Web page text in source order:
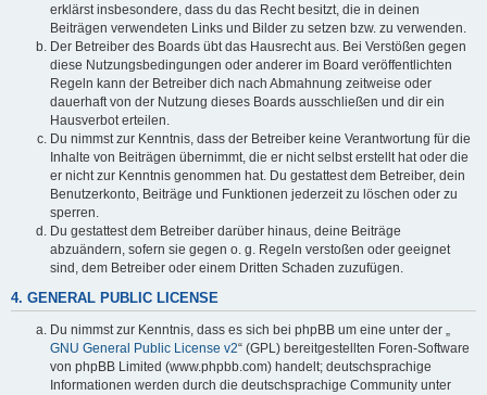
erklärst insbesondere, dass du das Recht besitzt, die in deinen
Beiträgen verwendeten Links und Bilder zu setzen bzw. zu verwenden.
Der Betreiber des Boards übt das Hausrecht aus. Bei Verstößen gegen
diese Nutzungsbedingungen oder anderer im Board veröffentlichten
Regeln kann der Betreiber dich nach Abmahnung zeitweise oder
dauerhaft von der Nutzung dieses Boards ausschließen und dir ein
Hausverbot erteilen.
Du nimmst zur Kenntnis, dass der Betreiber keine Verantwortung für die
Inhalte von Beiträgen übernimmt, die er nicht selbst erstellt hat oder die
er nicht zur Kenntnis genommen hat. Du gestattest dem Betreiber, dein
Benutzerkonto, Beiträge und Funktionen jederzeit zu löschen oder zu
sperren.
Du gestattest dem Betreiber darüber hinaus, deine Beiträge
abzuändern, sofern sie gegen o. g. Regeln verstoßen oder geeignet
sind, dem Betreiber oder einem Dritten Schaden zuzufügen.
4. GENERAL PUBLIC LICENSE
Du nimmst zur Kenntnis, dass es sich bei phpBB um eine unter der „
GNU General Public License v2“ (GPL) bereitgestellten Foren-Software
von phpBB Limited (www.phpbb.com) handelt; deutschsprachige
Informationen werden durch die deutschsprachige Community unter